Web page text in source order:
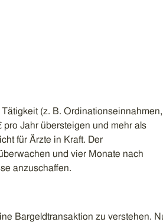
(z. B. Ordinationseinnahmen,
Jahr übersteigen und mehr als
für Ärzte in Kraft. Der
und vier Monate nach
anzuschaffen.
Bargeldtransaktion zu verstehen.